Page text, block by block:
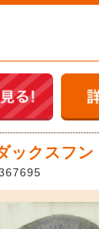
ックスフン